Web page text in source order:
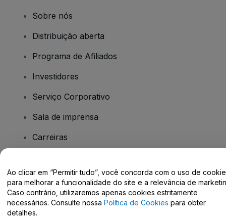
Sobre nós
Distribuição aberta
Programa de Afiliados
Investidores
Serviço Corporativo
Sala de imprensa
Carreiras
Tem dúvidas?
Centro de Ajuda / Fale Conosco
Ao clicar em “Permitir tudo”, você concorda com o uso de
para melhorar a funcionalidade do site e a relevância de
Caso contrário, utilizaremos apenas cookies estritamente
necessários. Consulte nossa Política de Cookies para obter
detalhes.